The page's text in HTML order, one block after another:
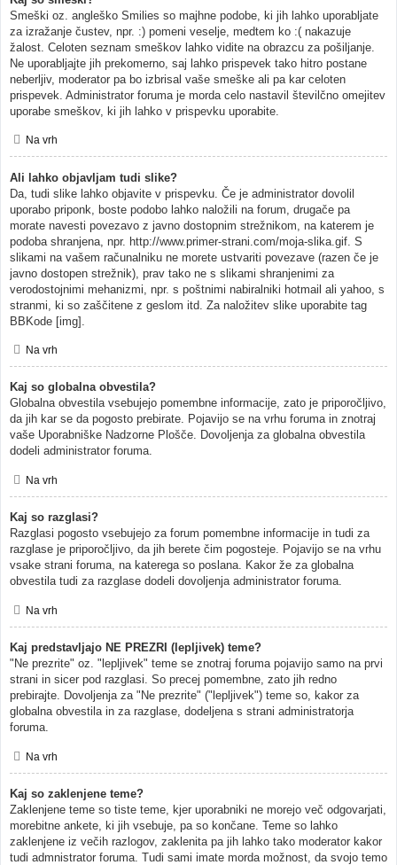
Smeški oz. angleško Smilies so majhne podobe, ki jih lahko uporabljate
za izražanje čustev, npr. :) pomeni veselje, medtem ko :( nakazuje
žalost. Celoten seznam smeškov lahko vidite na obrazcu za pošiljanje.
Ne uporabljajte jih prekomerno, saj lahko prispevek tako hitro postane
neberljiv, moderator pa bo izbrisal vaše smeške ali pa kar celoten
prispevek. Administrator foruma je morda celo nastavil številčno omejitev
uporabe smeškov, ki jih lahko v prispevku uporabite.
Na vrh
Ali lahko objavljam tudi slike?
Da, tudi slike lahko objavite v prispevku. Če je administrator dovolil
uporabo priponk, boste podobo lahko naložili na forum, drugače pa
morate navesti povezavo z javno dostopnim strežnikom, na katerem je
podoba shranjena, npr. http://www.primer-strani.com/moja-slika.gif. S
slikami na vašem računalniku ne morete ustvariti povezave (razen če je
javno dostopen strežnik), prav tako ne s slikami shranjenimi za
verodostojnimi mehanizmi, npr. s poštnimi nabiralniki hotmail ali yahoo, s
stranmi, ki so zaščitene z geslom itd. Za naložitev slike uporabite tag
BBKode [img].
Na vrh
Kaj so globalna obvestila?
Globalna obvestila vsebujejo pomembne informacije, zato je priporočljivo,
da jih kar se da pogosto prebirate. Pojavijo se na vrhu foruma in znotraj
vaše Uporabniške Nadzorne Plošče. Dovoljenja za globalna obvestila
dodeli administrator foruma.
Na vrh
Kaj so razglasi?
Razglasi pogosto vsebujejo za forum pomembne informacije in tudi za
razglase je priporočljivo, da jih berete čim pogosteje. Pojavijo se na vrhu
vsake strani foruma, na katerega so poslana. Kakor že za globalna
obvestila tudi za razglase dodeli dovoljenja administrator foruma.
Na vrh
Kaj predstavljajo NE PREZRI (lepljivek) teme?
"Ne prezrite" oz. "lepljivek" teme se znotraj foruma pojavijo samo na prvi
strani in sicer pod razglasi. So precej pomembne, zato jih redno
prebirajte. Dovoljenja za "Ne prezrite" ("lepljivek") teme so, kakor za
globalna obvestila in za razglase, dodeljena s strani administratorja
foruma.
Na vrh
Kaj so zaklenjene teme?
Zaklenjene teme so tiste teme, kjer uporabniki ne morejo več odgovarjati,
morebitne ankete, ki jih vsebuje, pa so končane. Teme so lahko
zaklenjene iz večih razlogov, zaklenita pa jih lahko tako moderator kakor
tudi admnistrator foruma. Tudi sami imate morda možnost, da svojo temo